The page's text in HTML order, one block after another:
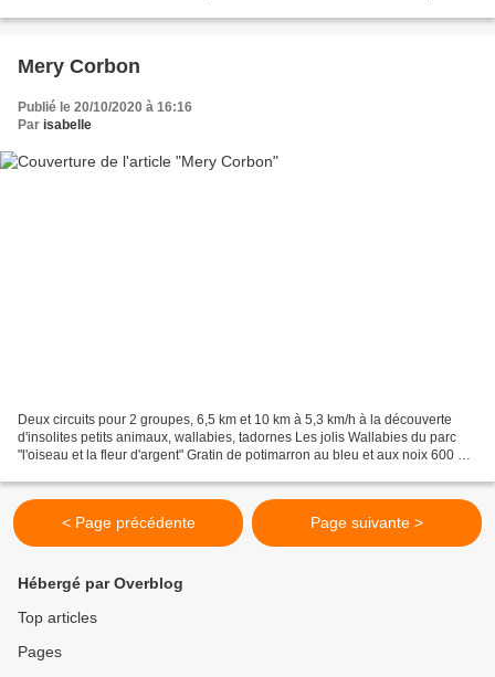
Mery Corbon
Publié le 20/10/2020 à 16:16
Par isabelle
Deux circuits pour 2 groupes, 6,5 km et 10 km à 5,3 km/h à la découverte
d'insolites petits animaux, wallabies, tadornes Les jolis Wallabies du parc
"l'oiseau et la fleur d'argent" Gratin de potimarron au bleu et aux noix 600 g
< Page précédente Page suivante >
Hébergé par Overblog
Top articles
Pages